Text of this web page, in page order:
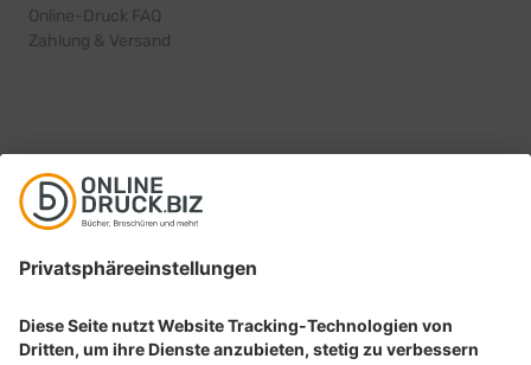
Online-Druck FAQ
Zahlung & Versand
PRODUKTINFORMATIONEN
Alle Druckprodukte in der Übersicht
Broschüren drucken
Flyer drucken